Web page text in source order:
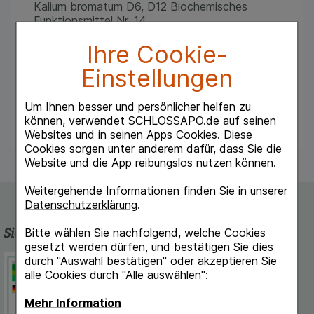
Ihre Cookie-
Einstellungen
Um Ihnen besser und persönlicher helfen zu
können, verwendet SCHLOSSAPO.de auf seinen
Websites und in seinen Apps Cookies. Diese
Cookies sorgen unter anderem dafür, dass Sie die
Website und die App reibungslos nutzen können.
Weitergehende Informationen finden Sie in unserer
Datenschutzerklärung.
Bitte wählen Sie nachfolgend, welche Cookies
gesetzt werden dürfen, und bestätigen Sie dies
durch "Auswahl bestätigen" oder akzeptieren Sie
alle Cookies durch "Alle auswählen":
Mehr Information
Kalium bromatum D6, D12 Biochemisches
Funktionsmittel Nr. 14,
Registrierte homöopathische Arzneimittel,
daher ohne Angabe einer therapeutischen
Indikation.
Enthalten Lactose und Weizenstärke.
Sicherheit und Qualität
Schlossapo.de ist registriert beim
Deutschen Institut für Medizinische